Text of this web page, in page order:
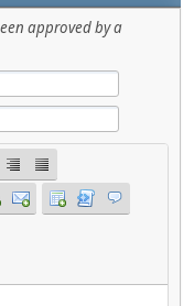
approved by a